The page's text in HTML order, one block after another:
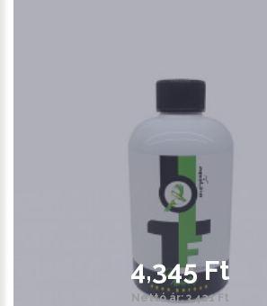
4,345 Ft
Nettó ár: 3,421 Ft